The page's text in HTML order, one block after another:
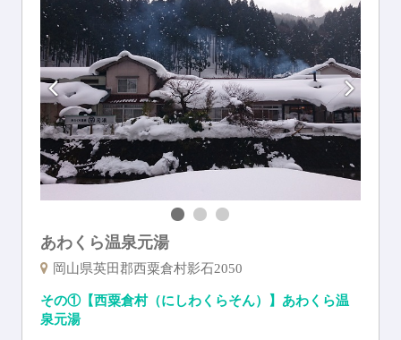
あわくら温泉元湯
岡山県英田郡西粟倉村影石2050
その①【西粟倉村（にしわくらそん）】あわくら温
泉元湯